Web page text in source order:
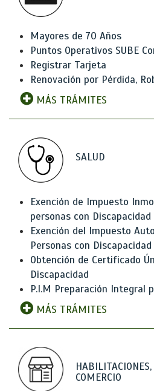
Mayores de 70 Años
Puntos Operativos SUBE
Registrar Tarjeta
Renovación por Pérdida,
MÁS TRÁMITES
SALUD
Exención de Impuesto
personas con Discapacidad
Exención del Impuesto
Personas con Discapacidad
Obtención de Certificado
Discapacidad
P.I.M Preparación Integral
MÁS TRÁMITES
COMERCIO